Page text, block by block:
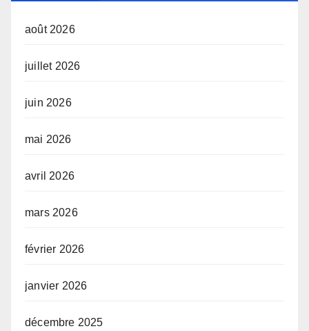
août 2026
juillet 2026
juin 2026
mai 2026
avril 2026
mars 2026
février 2026
janvier 2026
décembre 2025